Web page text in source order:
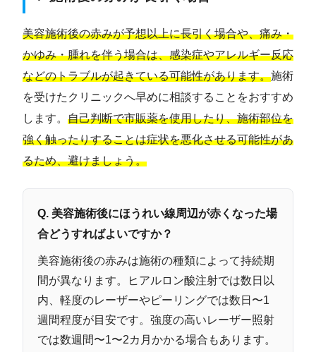
美容施術後の赤みが予想以上に長引く場合や、痛み・
かゆみ・腫れを伴う場合は、感染症やアレルギー反応
などのトラブルが起きている可能性があります。施術
を受けたクリニックへ早めに相談することをおすすめ
します。 自己判断で市販薬を使用したり、施術部位を
強く触ったりすることは症状を悪化させる可能性があ
るため、避けましょう。
Q. 美容施術後にほうれい線周辺が赤くなった場
合どうすればよいですか？
美容施術後の赤みは施術の種類によって持続期
間が異なります。ヒアルロン酸注射では数日以
内、軽度のレーザーやピーリングでは数日〜1
週間程度が目安です。強度の高いレーザー照射
では数週間〜1〜2カ月かかる場合もあります。